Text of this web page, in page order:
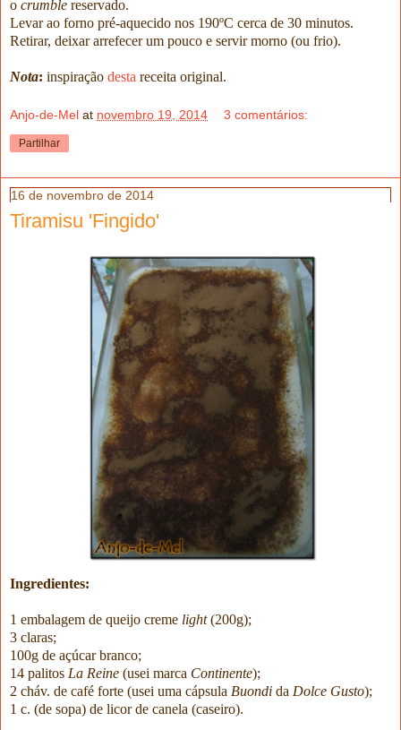
o crumble reservado.
Levar ao forno pré-aquecido nos 190ºC cerca de 30 minutos.
Retirar, deixar arrefecer um pouco e servir morno (ou frio).
Nota: inspiração desta receita original.
Anjo-de-Mel at novembro 19, 2014 3 comentários:
Partilhar
16 de novembro de 2014
Tiramisu 'Fingido'
Ingredientes:
1 embalagem de queijo creme light(200g);
3 claras;
100g de açúcar branco;
14 palitos La Reine (usei marca Continente);
2 cháv. de café forte (usei uma cápsula Buondi da Dolce Gusto);
1 c. (de sopa) de licor de canela (caseiro).